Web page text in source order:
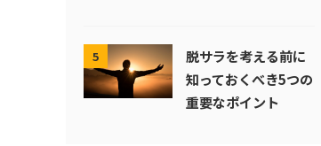
5
脱サラを考える前に
知っておくべき5つの
重要なポイント